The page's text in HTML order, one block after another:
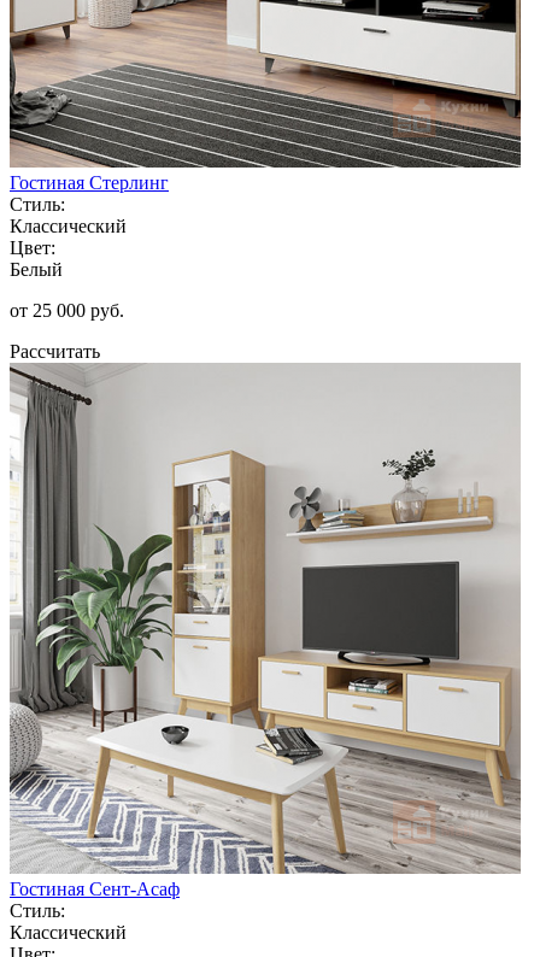
Гостиная Стерлинг
Стиль:
Классический
Цвет:
Белый
от 25 000 руб.
Рассчитать
Гостиная Сент-Асаф
Стиль:
Классический